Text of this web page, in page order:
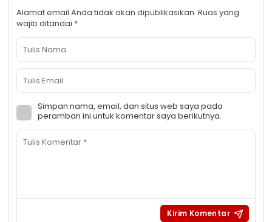
Alamat email Anda tidak akan dipublikasikan. Ruas yang
wajib ditandai *
Simpan nama, email, dan situs web saya pada
peramban ini untuk komentar saya berikutnya.